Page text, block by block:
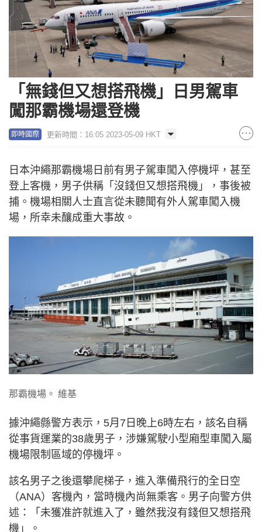
「無錢但又想搭飛機」日男駕車
闖那霸機場還登機
即時國際 更新時間：16:05 2023-05-09 HKT
日本沖繩那霸機場日前有男子駕車闖入停機坪，甚至
登上客機，男子供稱「沒錢但又想搭飛機」，事後被
捕。機場相關人士直言從未聽聞有外人駕車闖入機
場，所幸未釀成重大事故。
那霸機場。 維基
據沖繩縣警方表示，5月7日晚上6時左右，該名自稱
從事貨運業的38歲男子，涉嫌駕駛小型廂型車闖入屬
機場限制區域的停機坪。
該名男子之後還攀爬梯子，進入準備飛行的全日空
（ANA）客機內，當時機內尚無乘客。男子向警方供
述：「未獲准許就進入了，雖然我沒有錢但又想搭飛
機」。